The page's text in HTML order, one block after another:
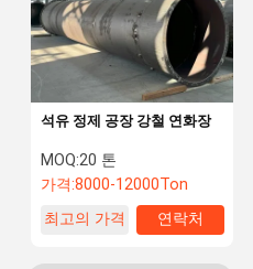
공장 투어
모든 케이스 Blog
석유 정제 공장 강철 연화장
MOQ:20 톤
가격:8000-12000Ton
최고의 가격
연락처